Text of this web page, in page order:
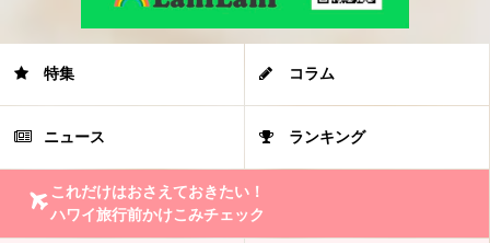
特集 コラム
ニュース ランキング
これだけはおさえておきたい！
ハワイ旅行前かけこみチェック